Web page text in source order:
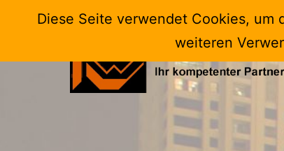
springen
Diese Seite verwendet Cookies,
weiteren